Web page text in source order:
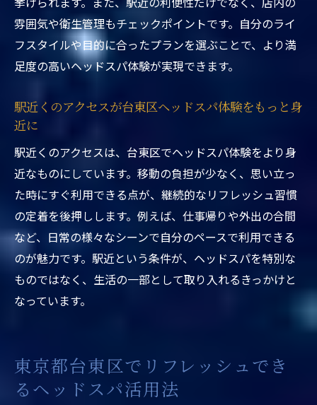
クス効果
東京都台東区ヘッドスパ駅近くで期待でき
る頭皮ケア
駅近くのヘッドスパ体験がもたらす血行促
東京都台東区ヘッドスパ駅近く体験での髪
駅近くヘッドスパ体験で心身ともにリフレ
ッシュ
短時間でも感じるヘッドスパの癒やし体験
東京都台東区ヘッドスパ駅近くで短時間癒
やし体験
駅近くで受けるヘッドスパ体験の時短リフ
レ効果
短時間でもヘッドスパ体験がもたらす安ら
ぎ
雰囲気や衛生管理もチェックポイントです。自分のライ
フスタイルや目的に合ったプランを選ぶことで、より満
足度の高いヘッドスパ体験が実現できます。
駅近くのアクセスが台東区ヘッドスパ体験をもっと身
近に
駅近くのアクセスは、台東区でヘッドスパ体験をより身
近なものにしています。移動の負担が少なく、思い立っ
た時にすぐ利用できる点が、継続的なリフレッシュ習慣
の定着を後押しします。例えば、仕事帰りや外出の合間
など、日常の様々なシーンで自分のペースで利用できる
のが魅力です。駅近という条件が、ヘッドスパを特別な
ものではなく、生活の一部として取り入れるきっかけと
なっています。
東京都台東区でリフレッシュでき
るヘッドスパ活用法